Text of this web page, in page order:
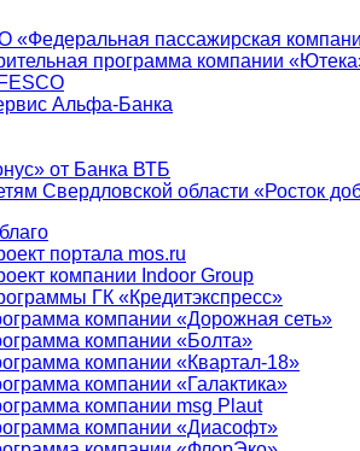
«Федеральная пассажирская
программа компании
Альфа-Банка
от Банка ВТБ
Свердловской области «Росток
портала mos.ru
компании Indoor Group
ГК «Кредитэкспресс»
компании «Дорожная сеть»
компании «Болта»
компании «Квартал-18»
компании «Галактика»
компании msg Plaut
компании «Диасофт»